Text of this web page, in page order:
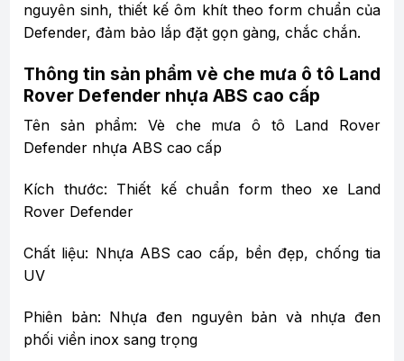
nguyên sinh, thiết kế ôm khít theo form chuẩn của
Defender, đảm bảo lắp đặt gọn gàng, chắc chắn.
Thông tin sản phẩm vè che mưa ô tô Land
Rover Defender nhựa ABS cao cấp
Tên sản phẩm: Vè che mưa ô tô Land Rover
Defender nhựa ABS cao cấp
Kích thước: Thiết kế chuẩn form theo xe Land
Rover Defender
Chất liệu: Nhựa ABS cao cấp, bền đẹp, chống tia
UV
Phiên bản: Nhựa đen nguyên bản và nhựa đen
phối viền inox sang trọng